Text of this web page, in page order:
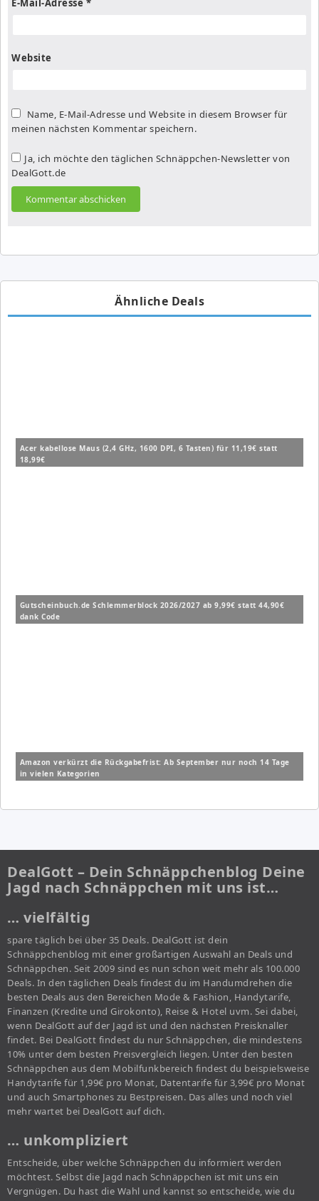
E-Mail-Adresse *
Website
Name, E-Mail-Adresse und Website in diesem Browser für
meinen nächsten Kommentar speichern.
Ja, ich möchte den täglichen Schnäppchen-Newsletter von
DealGott.de
Ähnliche Deals
Acer kabellose Maus (2,4 GHz, 1600 DPI, 6 Tasten) für 11,19€ statt
18,99€
Gutscheinbuch.de Schlemmerblock 2026/2027 ab 9,99€ statt 44,90€
dank Code
Amazon verkürzt die Rückgabefrist: Ab September nur noch 14 Tage
in vielen Kategorien
DealGott – Dein Schnäppchenblog Deine
Jagd nach Schnäppchen mit uns ist…
… vielfältig
spare täglich bei über 35 Deals. DealGott ist dein
Schnäppchenblog mit einer großartigen Auswahl an Deals und
Schnäppchen. Seit 2009 sind es nun schon weit mehr als 100.000
Deals. In den täglichen Deals findest du im Handumdrehen die
besten Deals aus den Bereichen Mode & Fashion, Handytarife,
Finanzen (Kredite und Girokonto), Reise & Hotel uvm. Sei dabei,
wenn DealGott auf der Jagd ist und den nächsten Preisknaller
findet. Bei DealGott findest du nur Schnäppchen, die mindestens
10% unter dem besten Preisvergleich liegen. Unter den besten
Schnäppchen aus dem Mobilfunkbereich findest du beispielsweise
Handytarife für 1,99€ pro Monat, Datentarife für 3,99€ pro Monat
und auch Smartphones zu Bestpreisen. Das alles und noch viel
mehr wartet bei DealGott auf dich.
… unkompliziert
Entscheide, über welche Schnäppchen du informiert werden
möchtest. Selbst die Jagd nach Schnäppchen ist mit uns ein
Vergnügen. Du hast die Wahl und kannst so entscheide, wie du